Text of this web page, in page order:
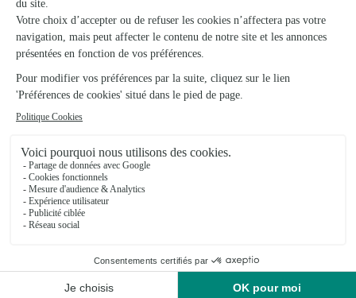
★★
71, rue Barbès
Voir la boutique
Étréchy
★ ★ ★ ★
Facile, beaucoup de choix. Livraison toujours effectuée. client
satisfait.